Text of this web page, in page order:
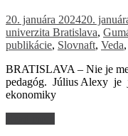
20. januára 202420.
univerzita Bratislava,
publikácie, Slovnaft, Veda,
BRATISLAVA – Nie je
pedagóg. Július Alexy je
ekonomiky